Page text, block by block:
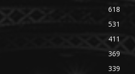
618
531
411
369
339